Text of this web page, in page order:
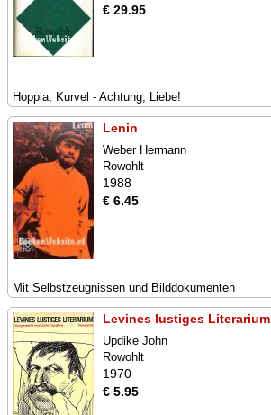
€ 29.95
Hoppla, Kurvel - Achtung, Liebe!
Lenin
Weber Hermann
Rowohlt
1988
€ 6.45
Mit Selbstzeugnissen und Bilddokumenten
Levines lustiges Literarium
Updike John
Rowohlt
1970
€ 5.95